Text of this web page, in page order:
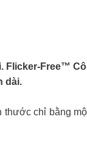
Flicker-Free™
dài.
thước chỉ bằng